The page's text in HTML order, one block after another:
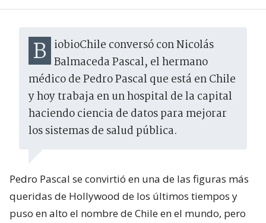
BiobioChile conversó con Nicolás Balmaceda Pascal, el hermano
médico de Pedro Pascal que está en Chile
y hoy trabaja en un hospital de la capital
haciendo ciencia de datos para mejorar
los sistemas de salud pública.
Pedro Pascal se convirtió en una de las figuras más
queridas de Hollywood de los últimos tiempos y
puso en alto el nombre de Chile en el mundo, pero